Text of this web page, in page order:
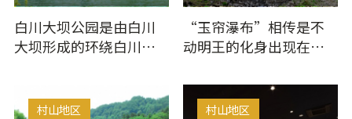
白川大坝公园是由白川
大坝形成的环绕白川湖
尔…
“玉帘瀑布”相传是不
动明王的化身出现在高
大师根据不动明王的…
村山地区 村山地区